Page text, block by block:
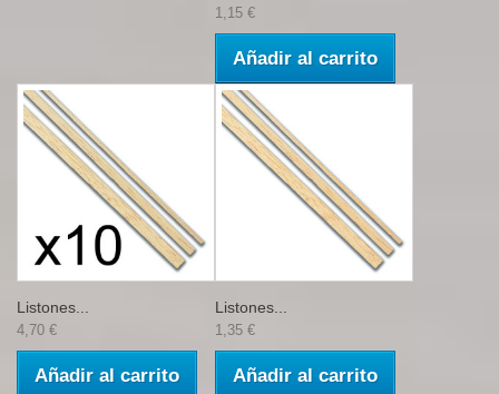
1,15 €
Añadir al carrito
Listones...
4,70 €
Añadir al carrito
Listones...
1,35 €
Añadir al carrito